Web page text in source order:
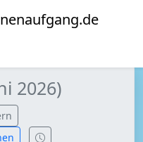
2026)